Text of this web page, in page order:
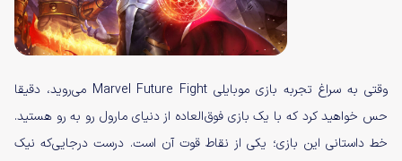
وقتی به سراغ تجربه بازی موبایلی Marvel Future Fight می‌روید، دقیقا
حس خواهید کرد که با یک بازی فوق‌العاده از دنیای مارول رو به رو هستید.
خط داستانی این بازی؛ یکی از نقاط قوت آن است. درست درجایی‌که نیک